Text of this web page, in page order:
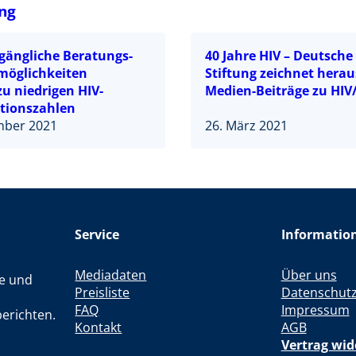
Beratungs-
niedrigen HIV-
2021
40 Jahre HIV – Deutsche
Stiftung zeichnet
Medien-Beiträge zu
26. März 2021
und
Service
Mediadaten
Preisliste
FAQ
Kontakt
Über uns
Datenschutz
Impressum
AGB
Vertrag